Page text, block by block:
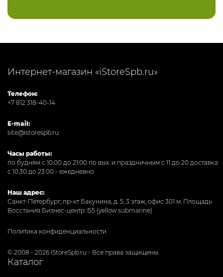
Интернет-магазин «iStoreSpb.ru»
Телефон:
+7 812 318-40-14
E-mail:
site@istorespb.ru
Часы работы:
по будням с 10:00 до 21:00 по вых. и праздничным с 11 до 20 доставка
с 10.30 до 23.00 - ежедневно
Наш адрес:
Санкт-Петербург, пр-кт Бакунина, д. 5, 3 этаж, офис 301 м. Площадь
Восстания Бизнес-центр: Б5 (yellow submarine)
Политика конфиденциальности
© 2008 - 2026 iStoreSpb.ru - Все права защищены.
Каталог